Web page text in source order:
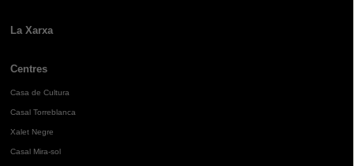
La Xarxa
Centres
Casa de Cultura
Casal Torreblanca
Xalet Negre
Casal Mira-sol